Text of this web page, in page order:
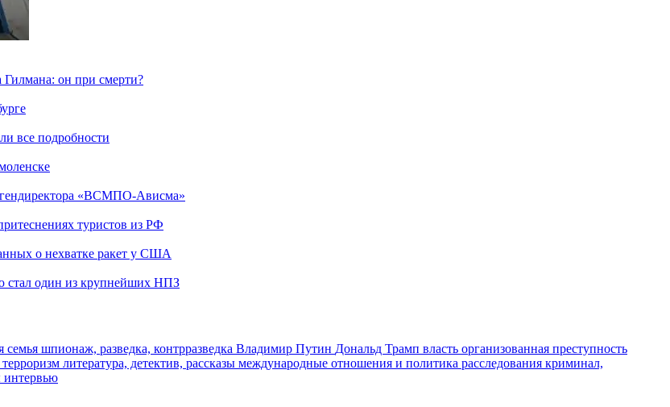
он при смерти?
все подробности
гендиректора «ВСМПО-Ависма»
туристов из РФ
о нехватке ракет у США
стал один из крупнейших НПЗ
семья шпионаж, разведка, контрразведка Владимир Путин Дональд Трамп власть организованная преступность
терроризм литература, детектив, рассказы международные отношения и политика расследования криминал,
интервью